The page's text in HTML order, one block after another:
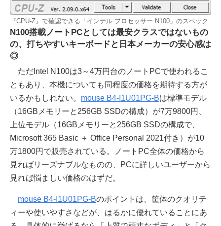
『CPU-Z』で確認できる「インテル プロセッサー N100」のスペック
N100搭載ノートPCとしては最安クラスではないもの
の、打ちやすいキーボードと日本メーカーの安心感は
◎
ただIntel N100は3～4万円台のノートPCで使われるこ
ともあり、本機についても同程度の価格を期待する方が
いるかもしれない。 mouse B4-I1U01PG-Bは標準モデル
（16GBメモリーと256GB SSDの構成）が7万9800円、
上位モデル（16GBメモリーと256GB SSDの構成で、
Microsoft 365 Basic ＋ Office Personal 2021付き）が10
万1800円で販売されている。ノートPC全体の価格から
見ればリーズナブルなものの、PCに詳しいユーザーから
見れば悩ましい価格のはずだ。
mouse B4-I1U01PG-Bのポイントは、筐体のクオリテ
ィーや使いやすさなどが、はるかに優れていることにあ